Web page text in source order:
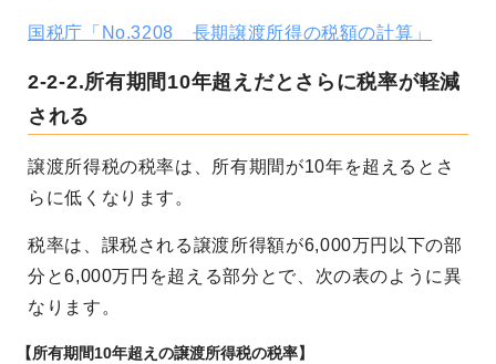
国税庁「No.3208 長期譲渡所得の税額の計算」
2-2-2.所有期間10年超えだとさらに税率が軽減
される
譲渡所得税の税率は、所有期間が10年を超えるとさ
らに低くなります。
税率は、課税される譲渡所得額が6,000万円以下の部
分と6,000万円を超える部分とで、次の表のように異
なります。
【所有期間10年超えの譲渡所得税の税率】